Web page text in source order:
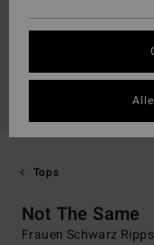
Tops
Not The Same
Frauen Schwarz